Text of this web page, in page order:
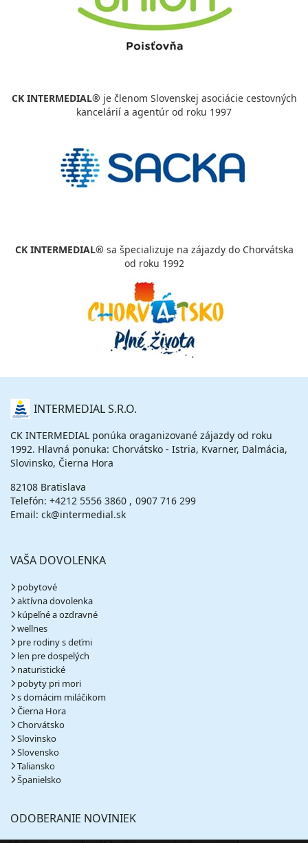
CK INTERMEDIAL® je členom Slovenskej asociácie cestovných
kancelárií a agentúr od roku 1997
CK INTERMEDIAL® sa špecializuje na zájazdy do Chorvátska
od roku 1992
O
NÁS INTERMEDIAL S.R.O.
CK INTERMEDIAL ponúka oraganizované zájazdy od roku
1992. Hlavná ponuka: Chorvátsko - Istria, Kvarner, Dalmácia,
Slovinsko, Čierna Hora
82108 Bratislava
Telefón: +4212 5556 3860
0907 716 299
Email: ck@intermedial.sk
VAŠA DOVOLENKA
pobytové
aktívna dovolenka
kúpeľné a ozdravné
wellnes
pre rodiny s deťmi
len pre dospelých
naturistické
pobyty pri mori
s domácim miláčikom
Čierna Hora
Chorvátsko
Slovinsko
Slovensko
Taliansko
Španielsko
ODOBERANIE NOVINIEK